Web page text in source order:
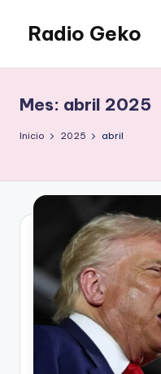
Saltar
contenido
Radio Geko
Mes: abril 2025
Inicio 2025 abril